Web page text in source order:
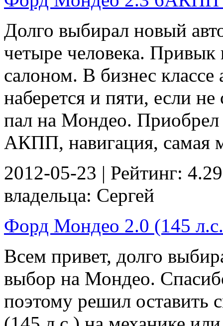
Долго выбирал новый
четыре человека.
салоном. В бизнес
наберется и пяти, если
пал на Мондео.
АКПП, навигация, самая
2012-05-23 | Рейтинг:
владельца: Сергей
Форд Мондео 2.0 (145
Всем привет, долго
выбор на Мондео.
поэтому решил оставить